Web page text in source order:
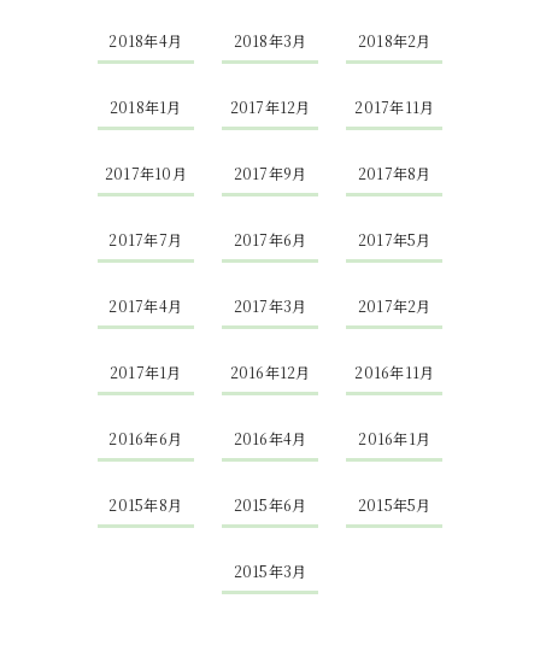
2018年4月 2018年3月 2018年2月
2018年1月 2017年12月 2017年11月
2017年10月 2017年9月 2017年8月
2017年7月 2017年6月 2017年5月
2017年4月 2017年3月 2017年2月
2017年1月 2016年12月 2016年11月
2016年6月 2016年4月 2016年1月
2015年8月 2015年6月 2015年5月
2015年3月